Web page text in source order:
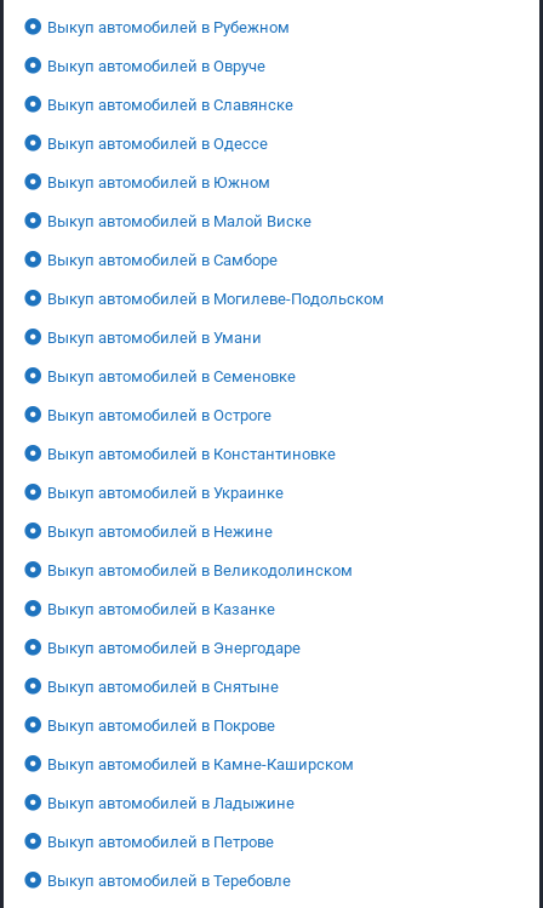
Выкуп автомобилей в Рубежном
Выкуп автомобилей в Овруче
Выкуп автомобилей в Славянске
Выкуп автомобилей в Одессе
Выкуп автомобилей в Южном
Выкуп автомобилей в Малой Виске
Выкуп автомобилей в Самборе
Выкуп автомобилей в Могилеве-Подольском
Выкуп автомобилей в Умани
Выкуп автомобилей в Семеновке
Выкуп автомобилей в Остроге
Выкуп автомобилей в Константиновке
Выкуп автомобилей в Украинке
Выкуп автомобилей в Нежине
Выкуп автомобилей в Великодолинском
Выкуп автомобилей в Казанке
Выкуп автомобилей в Энергодаре
Выкуп автомобилей в Снятыне
Выкуп автомобилей в Покрове
Выкуп автомобилей в Камне-Каширском
Выкуп автомобилей в Ладыжине
Выкуп автомобилей в Петрове
Выкуп автомобилей в Теребовле